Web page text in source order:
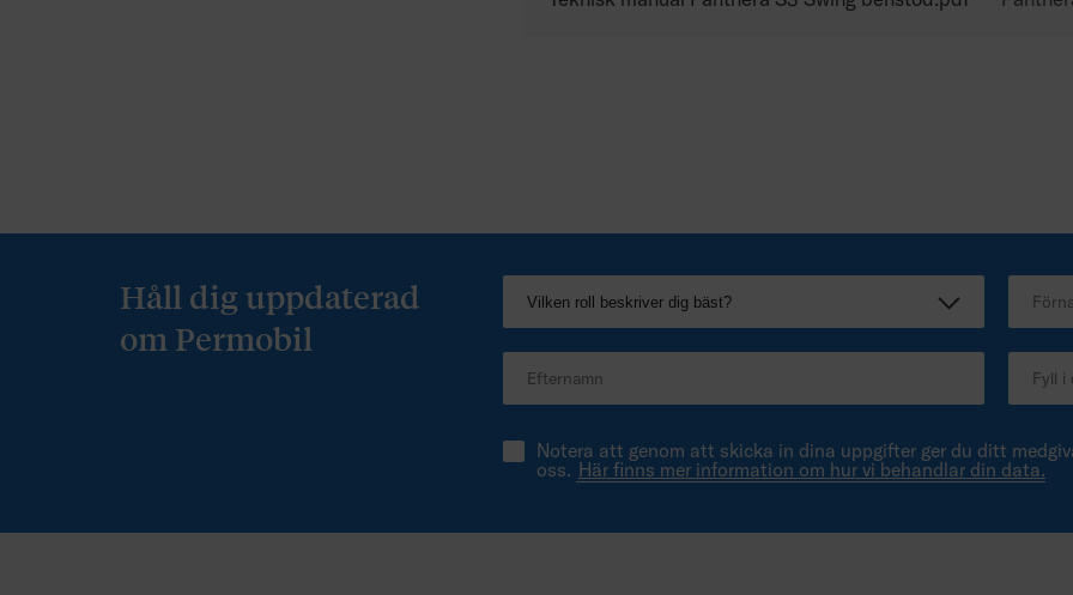
Håll dig uppdaterad
om Permobil
Notera att genom att skicka in dina uppgifter ger du ditt
oss. Här finns mer information om hur vi behandlar din data.